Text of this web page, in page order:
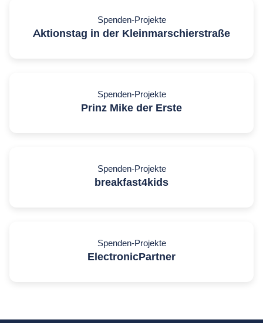
Spenden-Projekte
Aktionstag in der Kleinmarschierstraße
Spenden-Projekte
Prinz Mike der Erste
Spenden-Projekte
breakfast4kids
Spenden-Projekte
ElectronicPartner